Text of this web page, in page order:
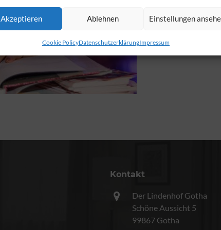
Akzeptieren Ablehnen Einstellungen
Cookie PolicyDatenschutzerklärungImpressum
Kontakt
Der Lindenhof Gotha
Schöne Aussicht 5
99867 Gotha